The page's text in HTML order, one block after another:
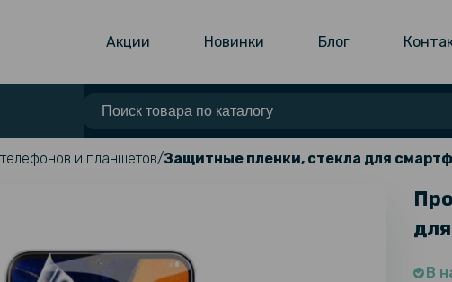
Акции Новинки Блог
и планшетов Защитные пленки, стекла для
В